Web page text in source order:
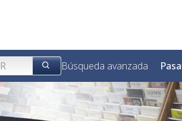
Búsqueda avanzada